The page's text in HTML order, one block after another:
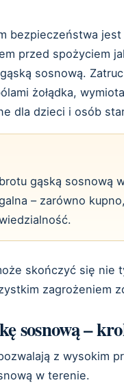
bezpieczeństwa
przed spożyciem
sosnową.
żołądka,
dla dzieci i osób
gąską sosnową
– zarówno
skończyć się nie
zagrożeniem
sosnową –
z wysokim
w terenie.